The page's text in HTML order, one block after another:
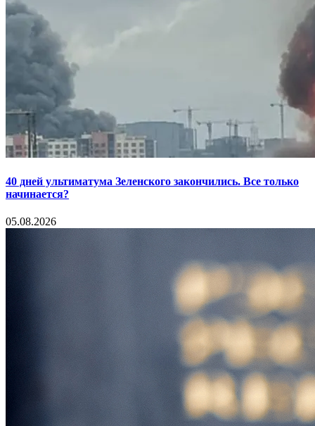
40 дней ультиматума Зеленского закончились. Все только
начинается?
05.08.2026